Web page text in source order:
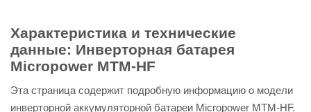
Характеристика и технические
данные: Инверторная батарея
Micropower MTM-HF
Эта страница содержит подробную информацию о модели
инверторной аккумуляторной батареи Micropower MTM-HF.